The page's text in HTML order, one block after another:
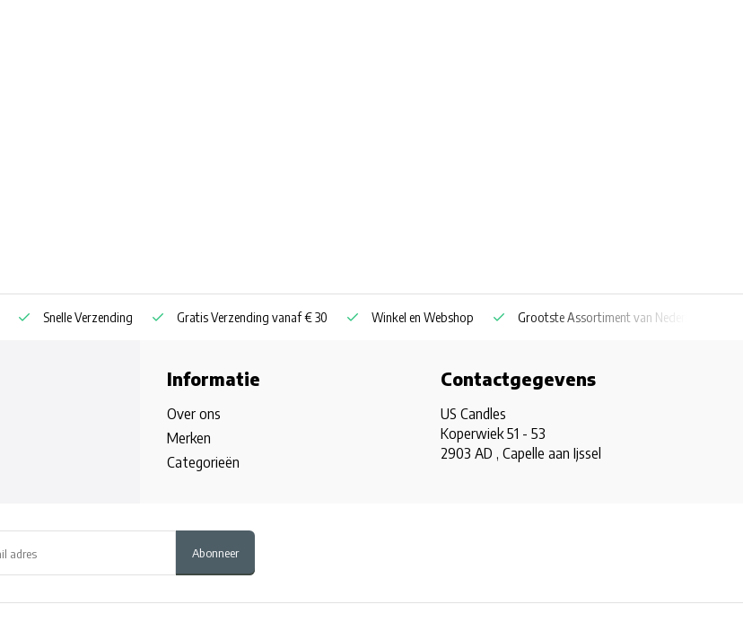
Snelle Verzending Gratis Verzending vanaf € 30 Winkel en Webshop Grootste Assortiment van Nederland &
Informatie
Over ons
Merken
Categorieën
Contactgegevens
US Candles
Koperwiek 51 - 53
2903 AD , Capelle aan Ijssel
Abonneer